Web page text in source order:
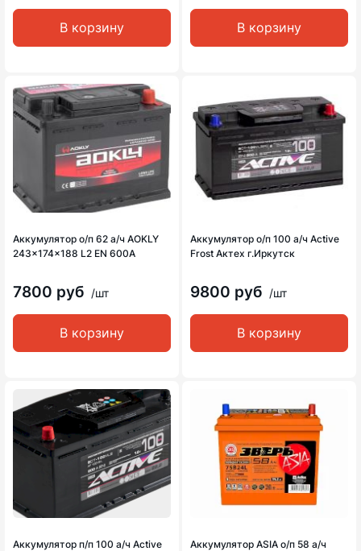
В корзину В корзину
Аккумулятор о/п 62 а/ч AOKLY
243x174x188 L2 EN 600A
7800 руб /шт
В корзину
Аккумулятор о/п 100 а/ч Active
Frost Актех г.Иркутск
9800 руб /шт
В корзину
Аккумулятор п/п 100 а/ч Active
Аккумулятор ASIA о/п 58 а/ч